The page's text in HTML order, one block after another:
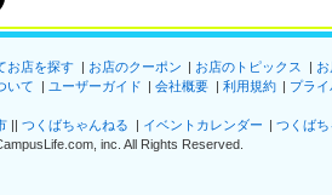
お店を探す お店のクーポン お店のトピックス
いて
ユーザーガイド 会社概要 利用規約 プラ
つくばちゃんねる イベントカレンダー つくば
inc. All Rights Reserved